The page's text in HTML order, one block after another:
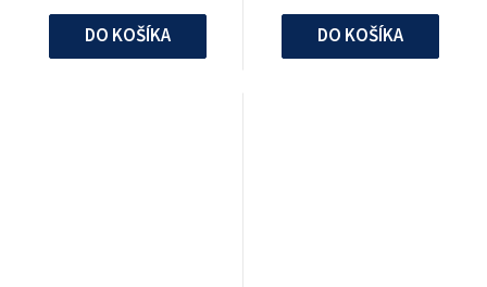
DO KOŠÍKA DO KOŠÍKA